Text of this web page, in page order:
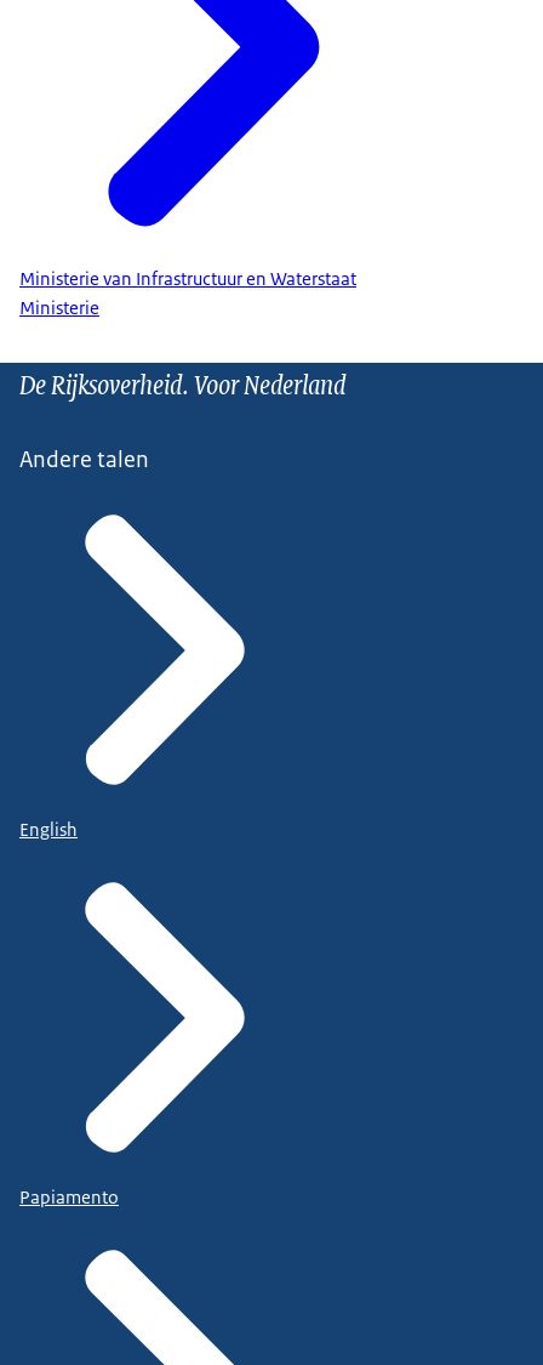
Ministerie van Infrastructuur en Waterstaat
Ministerie
De Rijksoverheid. Voor Nederland
Andere talen
English
Papiamento